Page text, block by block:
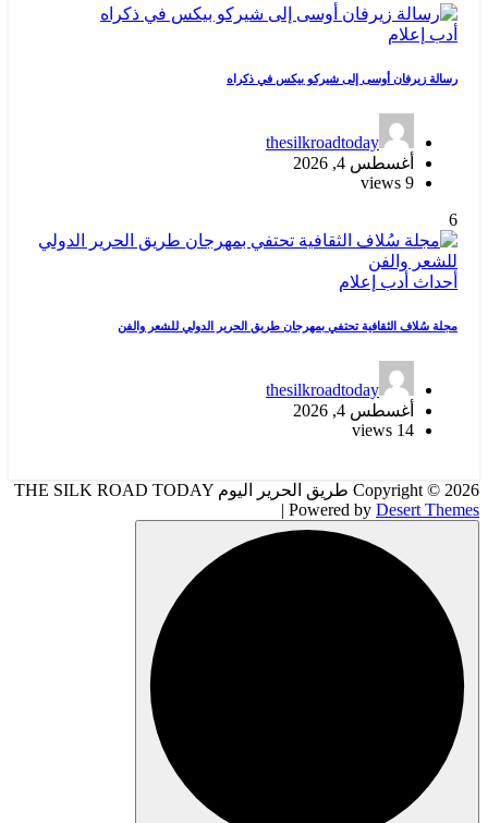
أدب إعلام
رسالة زيرفان أوسى إلى شيركو بيكس في ذكراه
thesilkroadtoday
أغسطس 4, 2026
9 views
6
أحداث أدب إعلام
مجلة سُلاف الثقافية تحتفي بمهرجان طريق الحرير الدولي للشعر والفن
thesilkroadtoday
أغسطس 4, 2026
14 views
Copyright © 2026 طريق الحرير اليوم THE SILK ROAD TODAY
| Powered by Desert Themes